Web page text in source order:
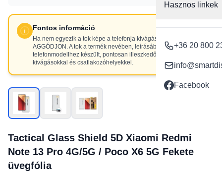
Hasznos linkek
+36 20 800
Facebook
Fontos információ
Ha nem egyezik a tok képe a telefonja kivágásaival, NE
AGGÓDJON. A tok a termék nevében, leírásában szereplő
telefonmodellhez készült, pontosan illeszkedő
kivágásokkal és csatlakozóhelyekkel.
Tactical Glass Shield 5D Xiaomi Redmi
Note 13 Pro 4G/5G / Poco X6 5G Fekete
üvegfólia